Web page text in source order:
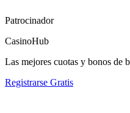
Patrocinador
CasinoHub
Las mejores cuotas y bonos de
Registrarse Gratis